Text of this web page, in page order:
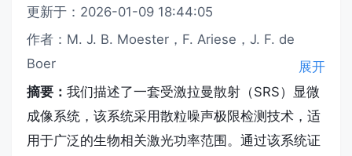
更新于：2026-01-09 18:44:05
作者：M. J. B. Moester，F. Ariese，J. F. de
Boer
展开
摘要：我们描述了一套受激拉曼散射（SRS）显微
成像系统，该系统采用散粒噪声极限检测技术，适
用于广泛的生物相关激光功率范围。通过该系统证